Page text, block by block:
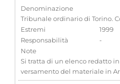
Denominazione
Tribunale ordinario di Torino.
Estremi
1999
Responsabilità
-
Note
Si tratta di un elenco redatto
versamento del materiale in